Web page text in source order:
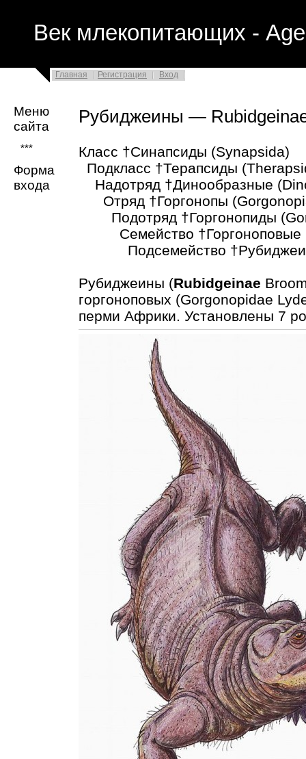
Век млекопитающих -
Главная Регистрация Вход
Меню
сайта
***
Форма
входа
Рубиджеины —
Класс †Синапсиды (Synapsida)
Подкласс †Терапсиды
Надотряд †Динообразные
Отряд †Горгонопы
Подотряд †Горгонопиды
Семейство †Горгоноповые
Подсемейство
Рубиджеины (Rubidgeinae
горгоноповых (Gorgonopidae
перми Африки. Установлены 7